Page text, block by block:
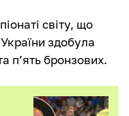
світу, що
здобула
п’ять бронзових.